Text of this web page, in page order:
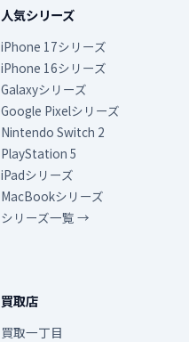
人気シリーズ
iPhone 17シリーズ
iPhone 16シリーズ
Galaxyシリーズ
Google Pixelシリーズ
Nintendo Switch 2
PlayStation 5
iPadシリーズ
MacBookシリーズ
シリーズ一覧 →
買取店
買取一丁目